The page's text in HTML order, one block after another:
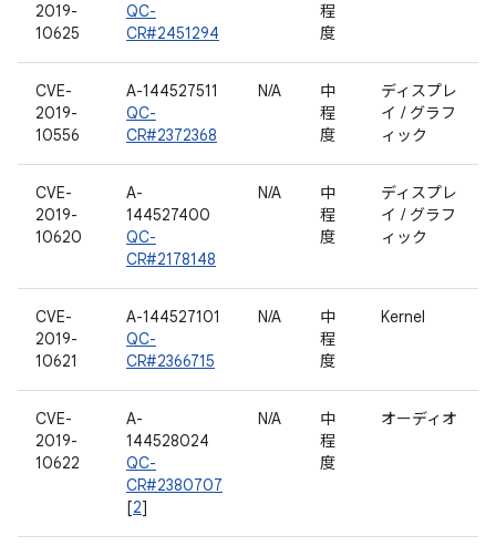
2019-
10625
QC-
CR#2451294
程
度
CVE-
2019-
10556
A-144527511
QC-
CR#2372368
N/A
中
程
度
ディスプレ
イ / グラフ
ィック
CVE-
2019-
10620
A-
144527400
QC-
CR#2178148
N/A
中
程
度
ディスプレ
イ / グラフ
ィック
CVE-
2019-
10621
A-144527101
QC-
CR#2366715
N/A
中
程
度
Kernel
CVE-
2019-
10622
A-
144528024
QC-
CR#2380707
[2]
N/A
中
程
度
オーディオ